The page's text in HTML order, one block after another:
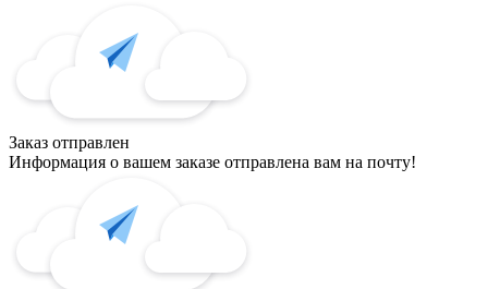
Заказ отправлен
Информация о вашем заказе отправлена вам на почту!